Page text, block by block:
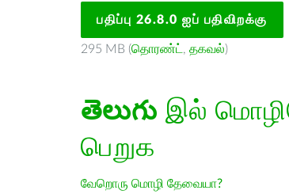
பதிப்பு 26.8.0 ஐப் பதிவிறக்கு
295 MB (தொரண்ட் , தகவல்)
తెలుగు இல்
பெறுக
வேறொரு மொழி தேவையா?